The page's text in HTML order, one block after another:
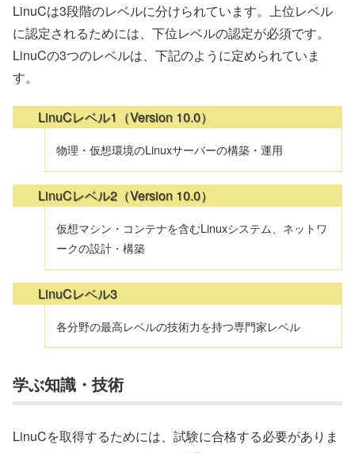
LinuCは3段階のレベルに分けられています。上位レベル
に認定されるためには、下位レベルの認定が必須です。
LinuCの3つのレベルは、下記のように定められていま
す。
LinuCレベル1（Version 10.0）
物理・仮想環境のLinuxサーバーの構築・運用
LinuCレベル2（Version 10.0）
仮想マシン・コンテナを含むLinuxシステム、ネットワ
ークの設計・構築
LinuCレベル3
各分野の最高レベルの技術力を持つ専門家レベル
学ぶ知識・技術
LinuCを取得するためには、試験に合格する必要がありま